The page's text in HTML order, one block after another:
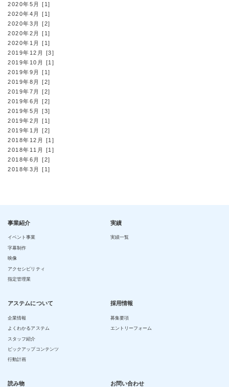
2020年5月 [1]
2020年4月 [1]
2020年3月 [2]
2020年2月 [1]
2020年1月 [1]
2019年12月 [3]
2019年10月 [1]
2019年9月 [1]
2019年8月 [2]
2019年7月 [2]
2019年6月 [2]
2019年5月 [3]
2019年2月 [1]
2019年1月 [2]
2018年12月 [1]
2018年11月 [1]
2018年6月 [2]
2018年3月 [1]
事業紹介
イベント事業
字幕制作
映像
アクセシビリティ
指定管理業
実績
実績一覧
アステムについて
企業情報
よくわかるアステム
スタッフ紹介
ピックアップコンテンツ
行動計画
採用情報
募集要項
エントリーフォーム
読み物 お問い合わせ